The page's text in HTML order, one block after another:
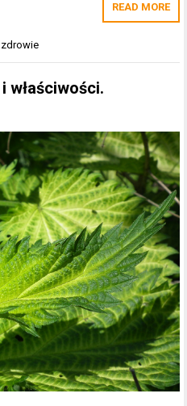
READ MORE
zdrowie
właściwości.